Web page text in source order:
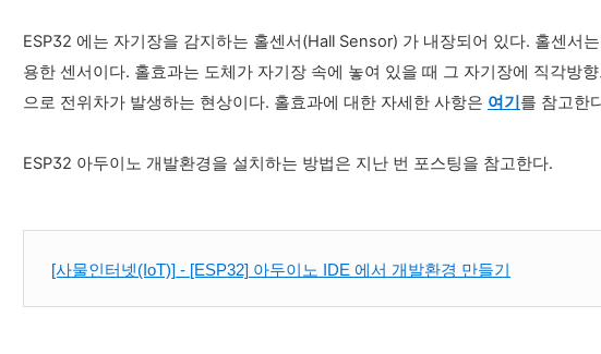
ESP32 에는 자기장을 감지하는 홀센서(Hall Sensor) 가 내장되어 있다. 홀센서
용한 센서이다. 홀효과는 도체가 자기장 속에 놓여 있을 때 그 자기장에 직각방
으로 전위차가 발생하는 현상이다. 홀효과에 대한 자세한 사항은 여기를 참고한
ESP32 아두이노 개발환경을 설치하는 방법은 지난 번 포스팅을 참고한다.
[사물인터넷(IoT)] - [ESP32] 아두이노 IDE 에서 개발환경 만들기